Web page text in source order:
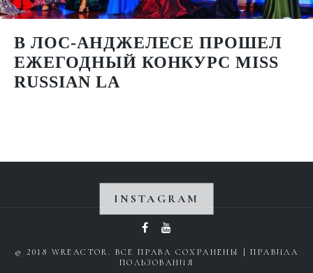
В ЛОС-АНДЖЕЛЕСЕ ПРОШЕЛ
ЕЖЕГОДНЫЙ КОНКУРС MISS
RUSSIAN LA
INSTAGRAM
Instagram не вернул 200.
© 2018 WREACTOR. ВСЕ ПРАВА СОХРАНЕНЫ |ПРАВИЛА
ПОЛЬЗОВАНИЯ